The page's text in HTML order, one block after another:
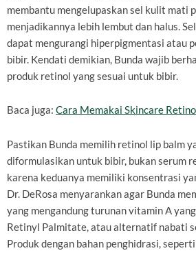
membantu mengelupaskan sel kulit mati
menjadikannya lebih lembut dan halus.
dapat mengurangi hiperpigmentasi atau
bibir. Kendati demikian, Bunda wajib
produk retinol yang sesuai untuk bibir.
Baca juga: Cara Memakai Skincare
Pastikan Bunda memilih retinol lip balm
diformulasikan untuk bibir, bukan serum
karena keduanya memiliki konsentrasi
Dr. DeRosa menyarankan agar Bunda
yang mengandung turunan vitamin A
Retinyl Palmitate, atau alternatif nabati
Produk dengan bahan penghidrasi,